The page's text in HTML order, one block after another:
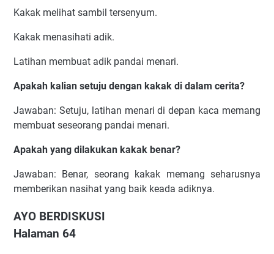
Kakak melihat sambil tersenyum.
Kakak menasihati adik.
Latihan membuat adik pandai menari.
Apakah kalian setuju dengan kakak di dalam cerita?
Jawaban: Setuju, latihan menari di depan kaca memang
membuat seseorang pandai menari.
Apakah yang dilakukan kakak benar?
Jawaban: Benar, seorang kakak memang seharusnya
memberikan nasihat yang baik keada adiknya.
AYO BERDISKUSI
Halaman 64